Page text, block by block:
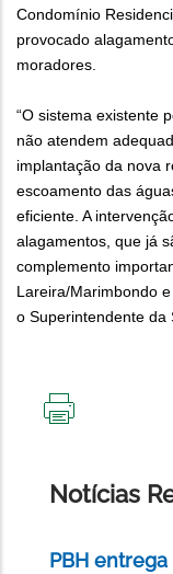
Condomínio
provocado
moradores.
“O sistema existente
não atendem
implantação da nova
escoamento das
eficiente. A
alagamentos, que já
complemento
Lareira/Marimbondo
o Superintendente da
Notícias
PBH